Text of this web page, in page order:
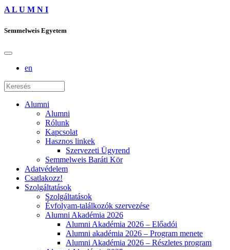
A L U M N I
Semmelweis Egyetem
en
Alumni
Alumni
Rólunk
Kapcsolat
Hasznos linkek
Szervezeti Ügyrend
Semmelweis Baráti Kör
Adatvédelem
Csatlakozz!
Szolgáltatások
Szolgáltatások
Évfolyam-találkozók szervezése
Alumni Akadémia 2026
Alumni Akadémia 2026 – Előadói
Alumni akadémia 2026 – Program menete
Alumni Akadémia 2026 – Részletes program